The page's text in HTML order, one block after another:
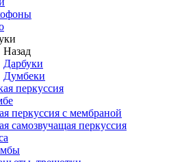
Назад
Дарбуки
Думбеки
перкуссия
перкуссия с мембраной
самозвучащая перкуссия